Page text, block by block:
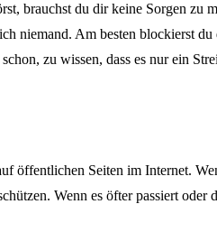
brauchst du dir keine Sorgen zu
niemand. Am besten blockierst
zu wissen, dass es nur ein
öffentlichen Seiten im Internet.
Wenn es öfter passiert